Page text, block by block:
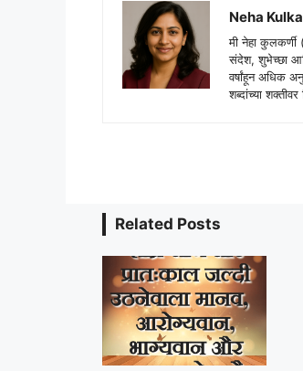
Neha
मी नेहा
संदेश, शुभेच्छा
वर्षांहून अधिक
शब्दांच्या
Related Posts